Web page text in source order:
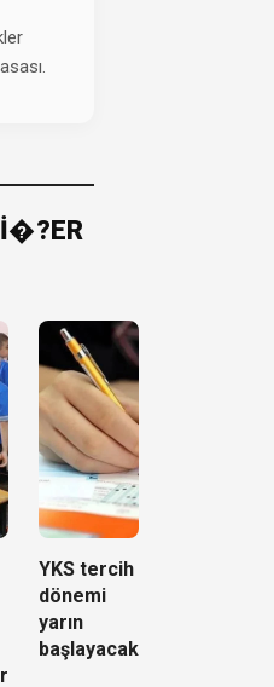
YKS tercih
dönemi
yarın
başlayacak